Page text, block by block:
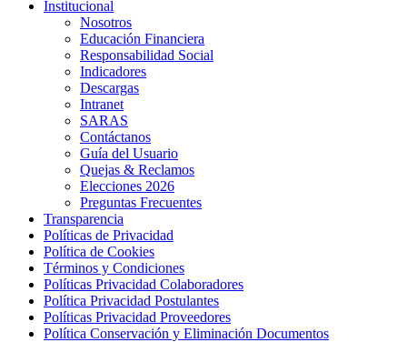
Institucional
Nosotros
Educación Financiera
Responsabilidad Social
Indicadores
Descargas
Intranet
SARAS
Contáctanos
Guía del Usuario
Quejas & Reclamos
Elecciones 2026
Preguntas Frecuentes
Transparencia
Políticas de Privacidad
Política de Cookies
Términos y Condiciones
Políticas Privacidad Colaboradores
Política Privacidad Postulantes
Políticas Privacidad Proveedores
Política Conservación y Eliminación Documentos